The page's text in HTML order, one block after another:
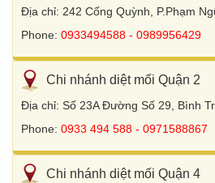
Địa chỉ: 242 Cống Quỳnh, P.Phạm
Phone: 0933494588 - 0989956429
Chi nhánh diệt mối Quận 2
Địa chỉ: Số 23A Đường Số 29, Bình
Phone: 0933 494 588 - 0971588867
Chi nhánh diệt mối Quận 4